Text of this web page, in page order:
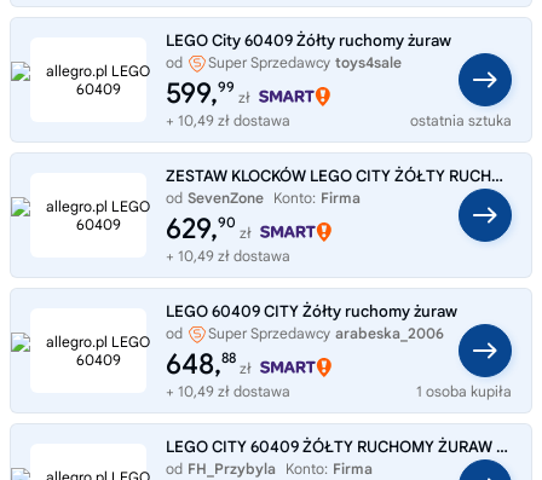
LEGO City 60409 Żółty ruchomy żuraw
od Super Sprzedawcy toys4sale
599,99
zł
+ 10,49 zł dostawa
ostatnia sztuka
ZESTAW KLOCKÓW LEGO CITY ŻÓŁTY RUCHOMY ŻURAW 60409 PREZENT TOP HIT
od SevenZone Konto: Firma
629,90
zł
+ 10,49 zł dostawa
LEGO 60409 CITY Żółty ruchomy żuraw
od Super Sprzedawcy arabeska_2006
648,88
zł
+ 10,49 zł dostawa
1 osoba kupiła
LEGO CITY 60409 ŻÓŁTY RUCHOMY ŻURAW - DŹWIG - NOWY i ORYGINALNY ZESTAW !!!
od FH_Przybyla Konto: Firma